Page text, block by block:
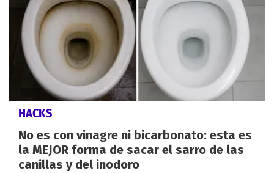
HACKS
No es con vinagre ni bicarbonato: esta es
la MEJOR forma de sacar el sarro de las
canillas y del inodoro